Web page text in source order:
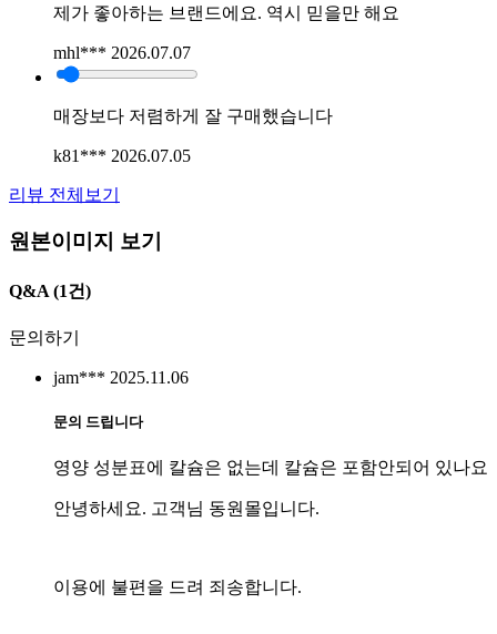
제가 좋아하는 브랜드에요. 역시 믿을만 해요
mhl*** 2026.07.07
매장보다 저렴하게 잘 구매했습니다
k81*** 2026.07.05
리뷰 전체보기
원본이미지 보기
Q&A (1건)
문의하기
jam*** 2025.11.06
문의 드립니다
영양 성분표에 칼슘은 없는데 칼슘은 포함안되어 있나요
안녕하세요. 고객님 동원몰입니다.
이용에 불편을 드려 죄송합니다.